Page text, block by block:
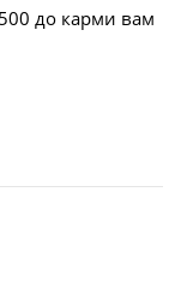
до карми вам